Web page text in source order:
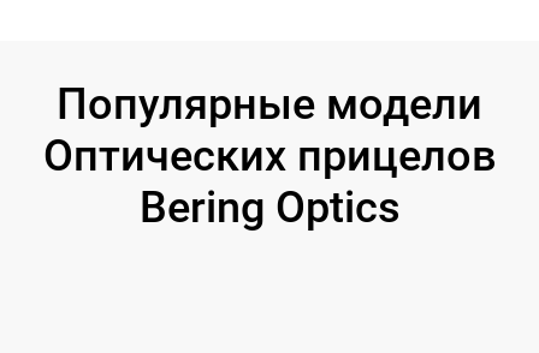
Популярные модели
Оптических прицелов
Bering Optics